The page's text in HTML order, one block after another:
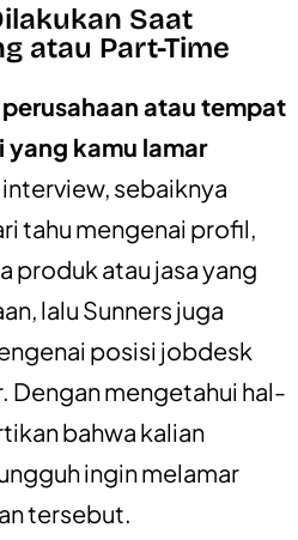
Saat
atau Part-Time
atau tempat
yang kamu lamar
sebaiknya
tahu mengenai profil,
produk atau jasa yang
lalu Sunners juga
posisi jobdesk
Dengan mengetahui hal-
bahwa kalian
ingin melamar
tersebut.